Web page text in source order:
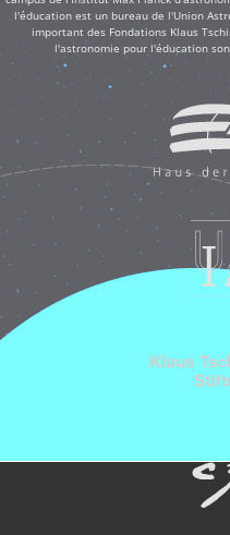
l'éducation est un bureau de l'Union
important des Fondations Klaus
l'astronomie pour l'éducation